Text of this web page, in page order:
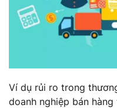
Ví dụ rủi ro trong
doanh nghiệp bán